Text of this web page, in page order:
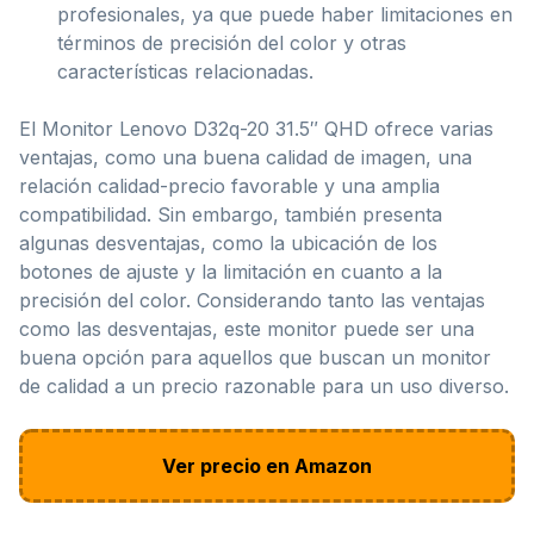
profesionales, ya que puede haber limitaciones en
términos de precisión del color y otras
características relacionadas.
El Monitor Lenovo D32q-20 31.5″ QHD ofrece varias
ventajas, como una buena calidad de imagen, una
relación calidad-precio favorable y una amplia
compatibilidad. Sin embargo, también presenta
algunas desventajas, como la ubicación de los
botones de ajuste y la limitación en cuanto a la
precisión del color. Considerando tanto las ventajas
como las desventajas, este monitor puede ser una
buena opción para aquellos que buscan un monitor
de calidad a un precio razonable para un uso diverso.
Ver precio en Amazon